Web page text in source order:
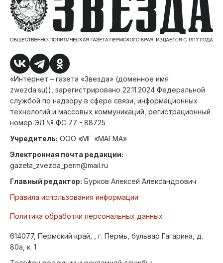
«Интернет – газета «Звезда» (доменное имя
zwezda.su)), зарегистрировано 22.11.2024 Федеральной
службой по надзору в сфере связи, информационных
технологий и массовых коммуникаций, регистрационный
номер ЭЛ № ФС 77 - 88725
Учредитель: ООО «МГ «МАГМА»
Электронная почта редакции:
gazeta_zvezda_perm@mail.ru
Главный редактор: Бурков Алексей Александрович
Правила использования информации
Политика обработки персональных данных
614077, Пермский край, , г. Пермь, бульвар Гагарина, д.
80а, к. 1